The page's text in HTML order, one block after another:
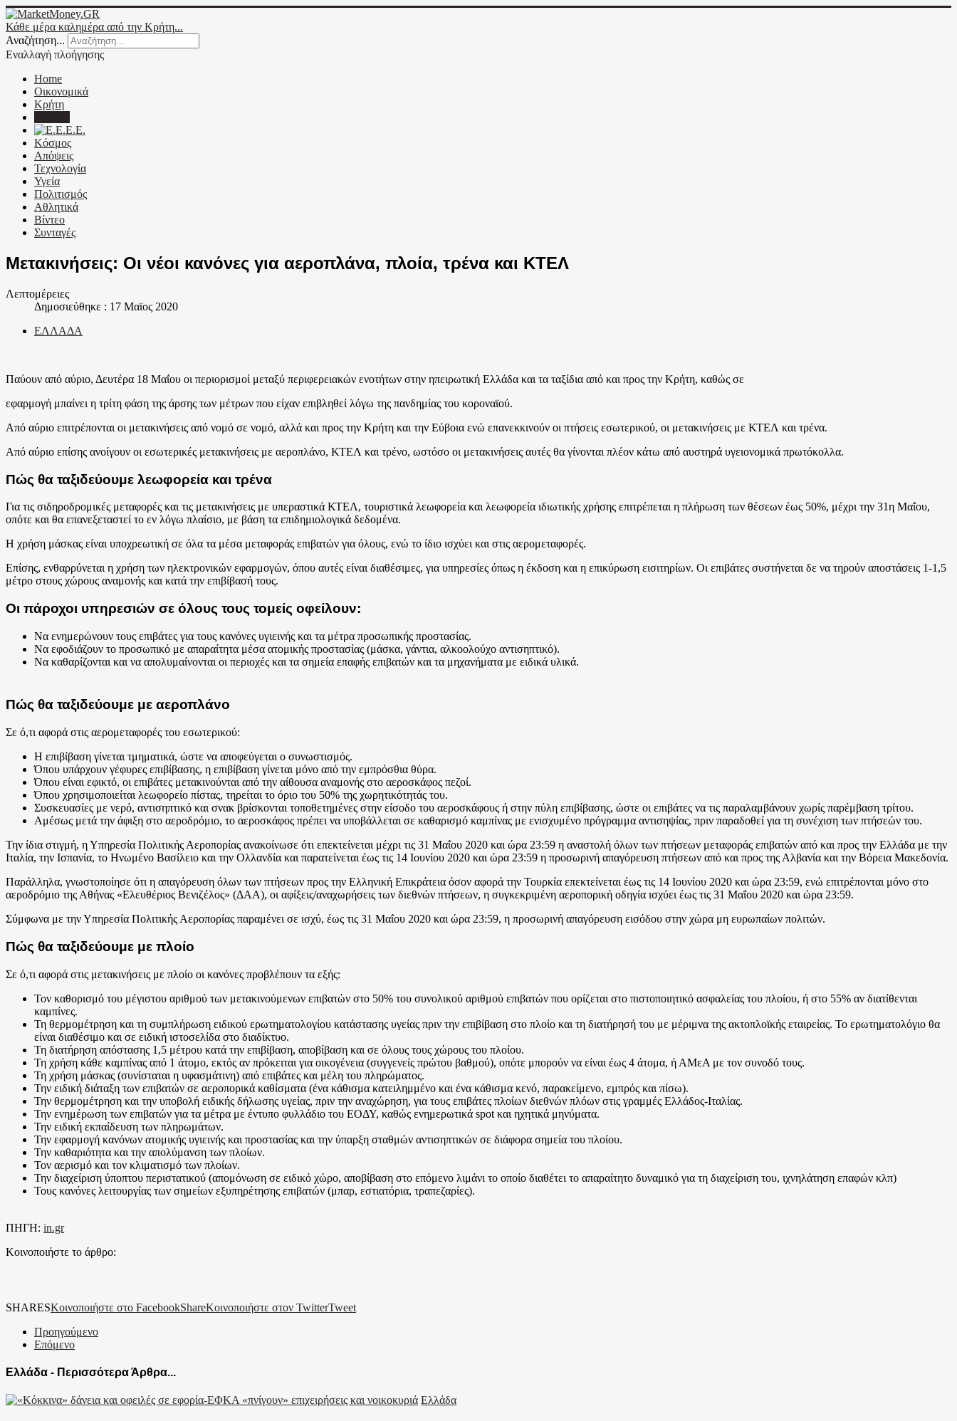
Κάθε μέρα καλημέρα από την Κρήτη...
Αναζήτηση...
Εναλλαγή πλοήγησης
Home
Οικονομικά
Κρήτη
Ε.Ε.
Κόσμος
Απόψεις
Τεχνολογία
Υγεία
Πολιτισμός
Αθλητικά
Βίντεο
Συνταγές
Μετακινήσεις: Οι νέοι κανόνες για αεροπλάνα, πλοία, τρένα και ΚΤΕΛ
Λεπτομέρειες
Δημοσιεύθηκε : 17 Μαϊος 2020
ΕΛΛΑΔΑ
Παύουν από αύριο, Δευτέρα 18 Μαΐου οι περιορισμοί μεταξύ περιφερειακών ενοτήτων στην ηπειρωτική Ελλάδα και τα ταξίδια από και προς την Κρήτη, καθώς σε
εφαρμογή μπαίνει η τρίτη φάση της άρσης των μέτρων που είχαν επιβληθεί λόγω της πανδημίας του κοροναϊού.
Από αύριο επιτρέπονται οι μετακινήσεις από νομό σε νομό, αλλά και προς την Κρήτη και την Εύβοια ενώ επανεκκινούν οι πτήσεις εσωτερικού, οι μετακινήσεις με ΚΤΕΛ και τρένα.
Από αύριο επίσης ανοίγουν οι εσωτερικές μετακινήσεις με αεροπλάνο, ΚΤΕΛ και τρένο, ωστόσο οι μετακινήσεις αυτές θα γίνονται πλέον κάτω από αυστηρά υγειονομικά πρωτόκολλα.
Πώς θα ταξιδεύουμε λεωφορεία και τρένα
Για τις σιδηροδρομικές μεταφορές και τις μετακινήσεις με υπεραστικά ΚΤΕΛ, τουριστικά λεωφορεία και λεωφορεία ιδιωτικής χρήσης επιτρέπεται η πλήρωση των θέσεων έως 50%, μέχρι την 31η Μαΐου,
οπότε και θα επανεξεταστεί το εν λόγω πλαίσιο, με βάση τα επιδημιολογικά δεδομένα.
Η χρήση μάσκας είναι υποχρεωτική σε όλα τα μέσα μεταφοράς επιβατών για όλους, ενώ το ίδιο ισχύει και στις αερομεταφορές.
Επίσης, ενθαρρύνεται η χρήση των ηλεκτρονικών εφαρμογών, όπου αυτές είναι διαθέσιμες, για υπηρεσίες όπως η έκδοση και η επικύρωση εισιτηρίων. Οι επιβάτες συστήνεται δε να τηρούν αποστάσεις 1-1,5
μέτρο στους χώρους αναμονής και κατά την επιβίβασή τους.
Οι πάροχοι υπηρεσιών σε όλους τους τομείς οφείλουν:
Να ενημερώνουν τους επιβάτες για τους κανόνες υγιεινής και τα μέτρα προσωπικής προστασίας.
Να εφοδιάζουν το προσωπικό με απαραίτητα μέσα ατομικής προστασίας (μάσκα, γάντια, αλκοολούχο αντισηπτικό).
Να καθαρίζονται και να απολυμαίνονται οι περιοχές και τα σημεία επαφής επιβατών και τα μηχανήματα με ειδικά υλικά.
Πώς θα ταξιδεύουμε με αεροπλάνο
Σε ό,τι αφορά στις αερομεταφορές του εσωτερικού:
Η επιβίβαση γίνεται τμηματικά, ώστε να αποφεύγεται ο συνωστισμός.
Όπου υπάρχουν γέφυρες επιβίβασης, η επιβίβαση γίνεται μόνο από την εμπρόσθια θύρα.
Όπου είναι εφικτό, οι επιβάτες μετακινούνται από την αίθουσα αναμονής στο αεροσκάφος πεζοί.
Όπου χρησιμοποιείται λεωφορείο πίστας, τηρείται το όριο του 50% της χωρητικότητάς του.
Συσκευασίες με νερό, αντισηπτικό και σνακ βρίσκονται τοποθετημένες στην είσοδο του αεροσκάφους ή στην πύλη επιβίβασης, ώστε οι επιβάτες να τις παραλαμβάνουν χωρίς παρέμβαση τρίτου.
Αμέσως μετά την άφιξη στο αεροδρόμιο, το αεροσκάφος πρέπει να υποβάλλεται σε καθαρισμό καμπίνας με ενισχυμένο πρόγραμμα αντισηψίας, πριν παραδοθεί για τη συνέχιση των πτήσεών του.
Την ίδια στιγμή, η Υπηρεσία Πολιτικής Αεροπορίας ανακοίνωσε ότι επεκτείνεται μέχρι τις 31 Μαΐου 2020 και ώρα 23:59 η αναστολή όλων των πτήσεων μεταφοράς επιβατών από και προς την Ελλάδα με την
Ιταλία, την Ισπανία, το Ηνωμένο Βασίλειο και την Ολλανδία και παρατείνεται έως τις 14 Ιουνίου 2020 και ώρα 23:59 η προσωρινή απαγόρευση πτήσεων από και προς της Αλβανία και την Βόρεια Μακεδονία.
Παράλληλα, γνωστοποίησε ότι η απαγόρευση όλων των πτήσεων προς την Ελληνική Επικράτεια όσον αφορά την Τουρκία επεκτείνεται έως τις 14 Ιουνίου 2020 και ώρα 23:59, ενώ επιτρέπονται μόνο στο
αεροδρόμιο της Αθήνας «Ελευθέριος Βενιζέλος» (ΔΑΑ), οι αφίξεις/αναχωρήσεις των διεθνών πτήσεων, η συγκεκριμένη αεροπορική οδηγία ισχύει έως τις 31 Μαΐου 2020 και ώρα 23:59.
Σύμφωνα με την Υπηρεσία Πολιτικής Αεροπορίας παραμένει σε ισχύ, έως τις 31 Μαΐου 2020 και ώρα 23:59, η προσωρινή απαγόρευση εισόδου στην χώρα μη ευρωπαίων πολιτών.
Πώς θα ταξιδεύουμε με πλοίο
Σε ό,τι αφορά στις μετακινήσεις με πλοίο οι κανόνες προβλέπουν τα εξής:
Τον καθορισμό του μέγιστου αριθμού των μετακινούμενων επιβατών στο 50% του συνολικού αριθμού επιβατών που ορίζεται στο πιστοποιητικό ασφαλείας του πλοίου, ή στο 55% αν διατίθενται
καμπίνες.
Τη θερμομέτρηση και τη συμπλήρωση ειδικού ερωτηματολογίου κατάστασης υγείας πριν την επιβίβαση στο πλοίο και τη διατήρησή του με μέριμνα της ακτοπλοϊκής εταιρείας. Το ερωτηματολόγιο θα
είναι διαθέσιμο και σε ειδική ιστοσελίδα στο διαδίκτυο.
Τη διατήρηση απόστασης 1,5 μέτρου κατά την επιβίβαση, αποβίβαση και σε όλους τους χώρους του πλοίου.
Τη χρήση κάθε καμπίνας από 1 άτομο, εκτός αν πρόκειται για οικογένεια (συγγενείς πρώτου βαθμού), οπότε μπορούν να είναι έως 4 άτομα, ή ΑΜεΑ με τον συνοδό τους.
Τη χρήση μάσκας (συνίσταται η υφασμάτινη) από επιβάτες και μέλη του πληρώματος.
Την ειδική διάταξη των επιβατών σε αεροπορικά καθίσματα (ένα κάθισμα κατειλημμένο και ένα κάθισμα κενό, παρακείμενο, εμπρός και πίσω).
Την θερμομέτρηση και την υποβολή ειδικής δήλωσης υγείας, πριν την αναχώρηση, για τους επιβάτες πλοίων διεθνών πλόων στις γραμμές Ελλάδος-Ιταλίας.
Την ενημέρωση των επιβατών για τα μέτρα με έντυπο φυλλάδιο του ΕΟΔΥ, καθώς ενημερωτικά spot και ηχητικά μηνύματα.
Την ειδική εκπαίδευση των πληρωμάτων.
Την εφαρμογή κανόνων ατομικής υγιεινής και προστασίας και την ύπαρξη σταθμών αντισηπτικών σε διάφορα σημεία του πλοίου.
Την καθαριότητα και την απολύμανση των πλοίων.
Τον αερισμό και τον κλιματισμό των πλοίων.
Την διαχείριση ύποπτου περιστατικού (απομόνωση σε ειδικό χώρο, αποβίβαση στο επόμενο λιμάνι το οποίο διαθέτει το απαραίτητο δυναμικό για τη διαχείριση του, ιχνηλάτηση επαφών κλπ)
Τους κανόνες λειτουργίας των σημείων εξυπηρέτησης επιβατών (μπαρ, εστιατόρια, τραπεζαρίες).
ΠΗΓΗ: in.gr
Κοινοποιήστε το άρθρο:
SHARESΚοινοποιήστε στο FacebookShareΚοινοποιήστε στον TwitterTweet
Προηγούμενο
Επόμενο
Ελλάδα - Περισσότερα Άρθρα...
Ελλάδα